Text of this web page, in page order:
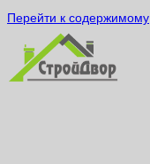
Перейти к содержимому